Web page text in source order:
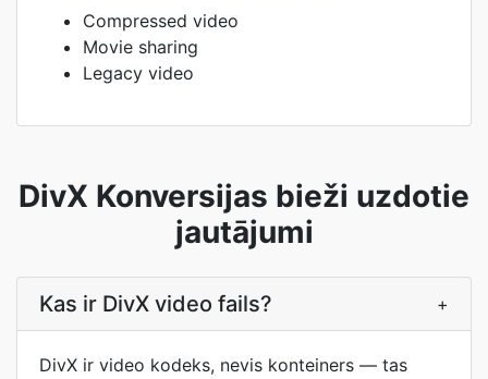
Compressed video
Movie sharing
Legacy video
DivX Konversijas bieži uzdotie
jautājumi
Kas ir DivX video fails? +
DivX ir video kodeks, nevis konteiners — tas